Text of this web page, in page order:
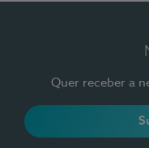
Quer receber a